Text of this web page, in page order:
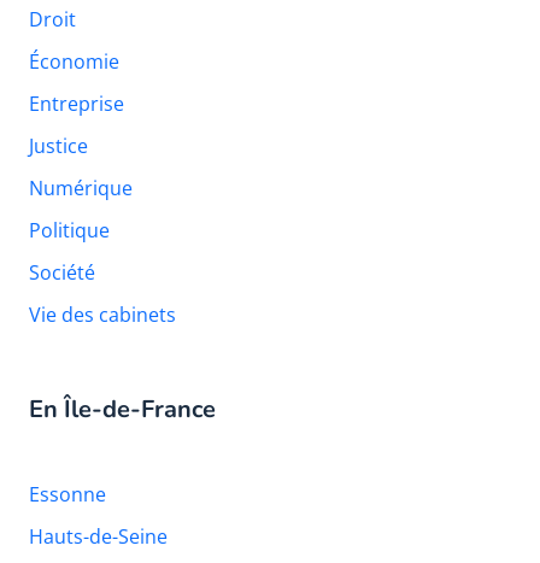
Droit
Économie
Entreprise
Justice
Numérique
Politique
Société
Vie des cabinets
En Île-de-France
Essonne
Hauts-de-Seine